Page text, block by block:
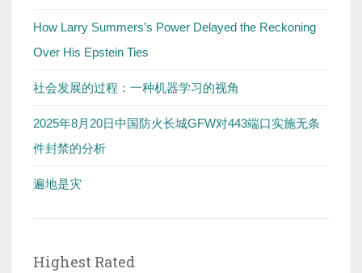
How Larry Summers’s Power Delayed the Reckoning
Over His Epstein Ties
社会发展的过程：一种机器学习的视角
2025年8月20日中国防火长城GFW对443端口实施无条
件封禁的分析
遍地是灾
Highest Rated